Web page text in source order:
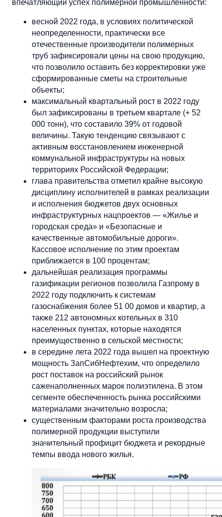
впечатляющий успех полимерной промышленности:
весной 2022 года, в условиях политической
неопределенности, практически все
отечественные производители полимерных
труб зафиксировали цены на свою продукцию,
что позволило оставить без корректировки уже
сформированные сметы на строительные
объекты;
максимальный квартальный рост в 2022 году
был зафиксированы в третьем квартале (+ 52
000 тонн), что составило 39% от годовой
величины. Такую тенденцию связывают с
активным восстановлением инженерной
коммунальной инфраструктуры на новых
территориях Российской Федерации;
глава правительства отметил крайне высокую
дисциплину исполнителей в рамках реализации
и исполнения бюджетов двух основных
инфраструктурных нацпроектов — «Жилье и
городская среда» и «Безопасные и
качественные автомобильные дороги».
Кассовое исполнение по этим проектам
приближается в 100 процентам;
дальнейшая реализация программы
газификации регионов позволила Газпрому в
2022 году подключить к системам
газоснабжения более 51 00 домов и квартир, а
также 212 автономных котельных в 310
населенных пунктах, которые находятся
преимущественно в сельской местности;
в середине лета 2022 года вышел на проектную
мощность ЗапСибНефтехим, что определило
рост поставок на российский рынок
саженаполненных марок полиэтилена. В этом
сегменте обеспеченность рынка российскими
материалами значительно возросла;
существенным факторами роста производства
полимерной продукции выступили
значительный профицит бюджета и рекордные
темпы ввода нового жилья.